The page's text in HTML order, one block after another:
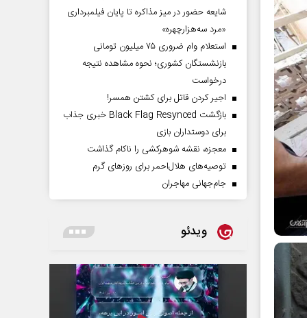
شایعه حضور در میز مذاکره تا پایان فیلمبرداری
«مرد سه‌هزارچهره»
استعلام وام ضروری ۷۵ میلیون تومانی
بازنشستگان کشوری؛ نحوه مشاهده نتیجه
درخواست
اجیر کردن قاتل برای کشتن همسر!
بازگشت Black Flag Resynced خبری جذاب
برای دوستداران بازی
معجزه، نقشه شوهرکشی را ناکام گذاشت
توصیه‌های هلال‌احمر برای روز‌های گرم
جام‌جهانی مهاجران
ویدئو